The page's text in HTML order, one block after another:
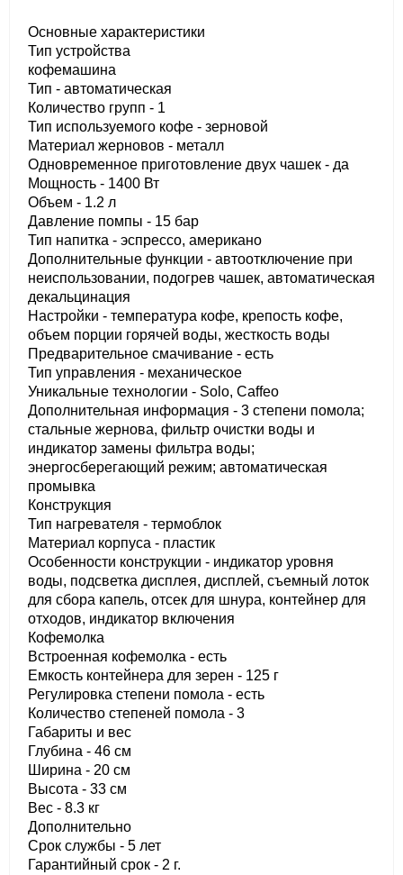
Основные характеристики
Тип устройства
кофемашина
Тип - автоматическая
Количество групп - 1
Тип используемого кофе - зерновой
Материал жерновов - металл
Одновременное приготовление двух чашек - да
Мощность - 1400 Вт
Объем - 1.2 л
Давление помпы - 15 бар
Тип напитка - эспрессо, американо
Дополнительные функции - автоотключение при
неиспользовании, подогрев чашек, автоматическая
декальцинация
Настройки - температура кофе, крепость кофе,
объем порции горячей воды, жесткость воды
Предварительное смачивание - есть
Тип управления - механическое
Уникальные технологии - Solo, Caffeo
Дополнительная информация - 3 степени помола;
стальные жернова, фильтр очистки воды и
индикатор замены фильтра воды;
энергосберегающий режим; автоматическая
промывка
Конструкция
Тип нагревателя - термоблок
Материал корпуса - пластик
Особенности конструкции - индикатор уровня
воды, подсветка дисплея, дисплей, съемный лоток
для сбора капель, отсек для шнура, контейнер для
отходов, индикатор включения
Кофемолка
Встроенная кофемолка - есть
Емкость контейнера для зерен - 125 г
Регулировка степени помола - есть
Количество степеней помола - 3
Габариты и вес
Глубина - 46 см
Ширина - 20 см
Высота - 33 см
Вес - 8.3 кг
Дополнительно
Срок службы - 5 лет
Гарантийный срок - 2 г.